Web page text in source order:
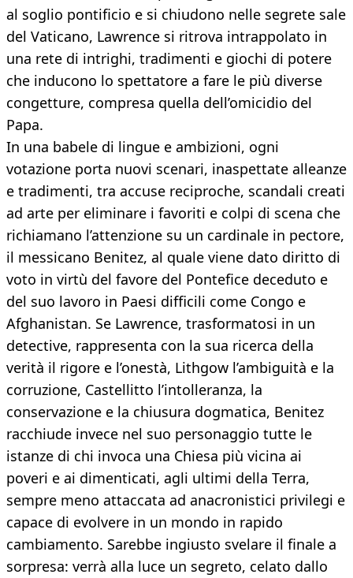
al soglio pontificio e si chiudono nelle segrete sale
del Vaticano, Lawrence si ritrova intrappolato in
una rete di intrighi, tradimenti e giochi di potere
che inducono lo spettatore a fare le più diverse
congetture, compresa quella dell’omicidio del
Papa.
In una babele di lingue e ambizioni, ogni
votazione porta nuovi scenari, inaspettate alleanze
e tradimenti, tra accuse reciproche, scandali creati
ad arte per eliminare i favoriti e colpi di scena che
richiamano l’attenzione su un cardinale in pectore,
il messicano Benitez, al quale viene dato diritto di
voto in virtù del favore del Pontefice deceduto e
del suo lavoro in Paesi difficili come Congo e
Afghanistan. Se Lawrence, trasformatosi in un
detective, rappresenta con la sua ricerca della
verità il rigore e l’onestà, Lithgow l’ambiguità e la
corruzione, Castellitto l’intolleranza, la
conservazione e la chiusura dogmatica, Benitez
racchiude invece nel suo personaggio tutte le
istanze di chi invoca una Chiesa più vicina ai
poveri e ai dimenticati, agli ultimi della Terra,
sempre meno attaccata ad anacronistici privilegi e
capace di evolvere in un mondo in rapido
cambiamento. Sarebbe ingiusto svelare il finale a
sorpresa: verrà alla luce un segreto, celato dallo